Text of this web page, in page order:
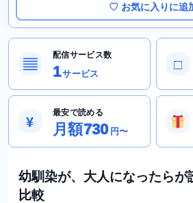
♡ お気に入りに追
▤
配信サービス数
1サービス
□
¥
最安で読める
月額730 円〜
幼馴染が、大人になったらが
比較